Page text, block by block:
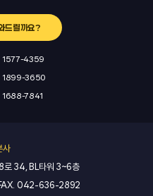
드릴까요?
1577-4359
1899-3650
1688-7841
사
8로 34, BL타워 3~6층
042-636-2892